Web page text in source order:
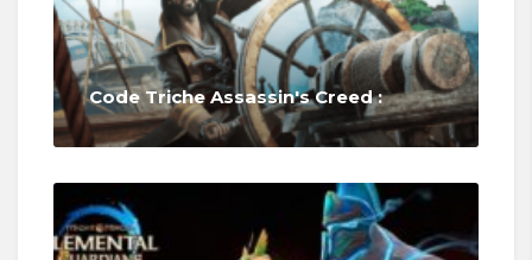
Code Triche Assassin's Creed :